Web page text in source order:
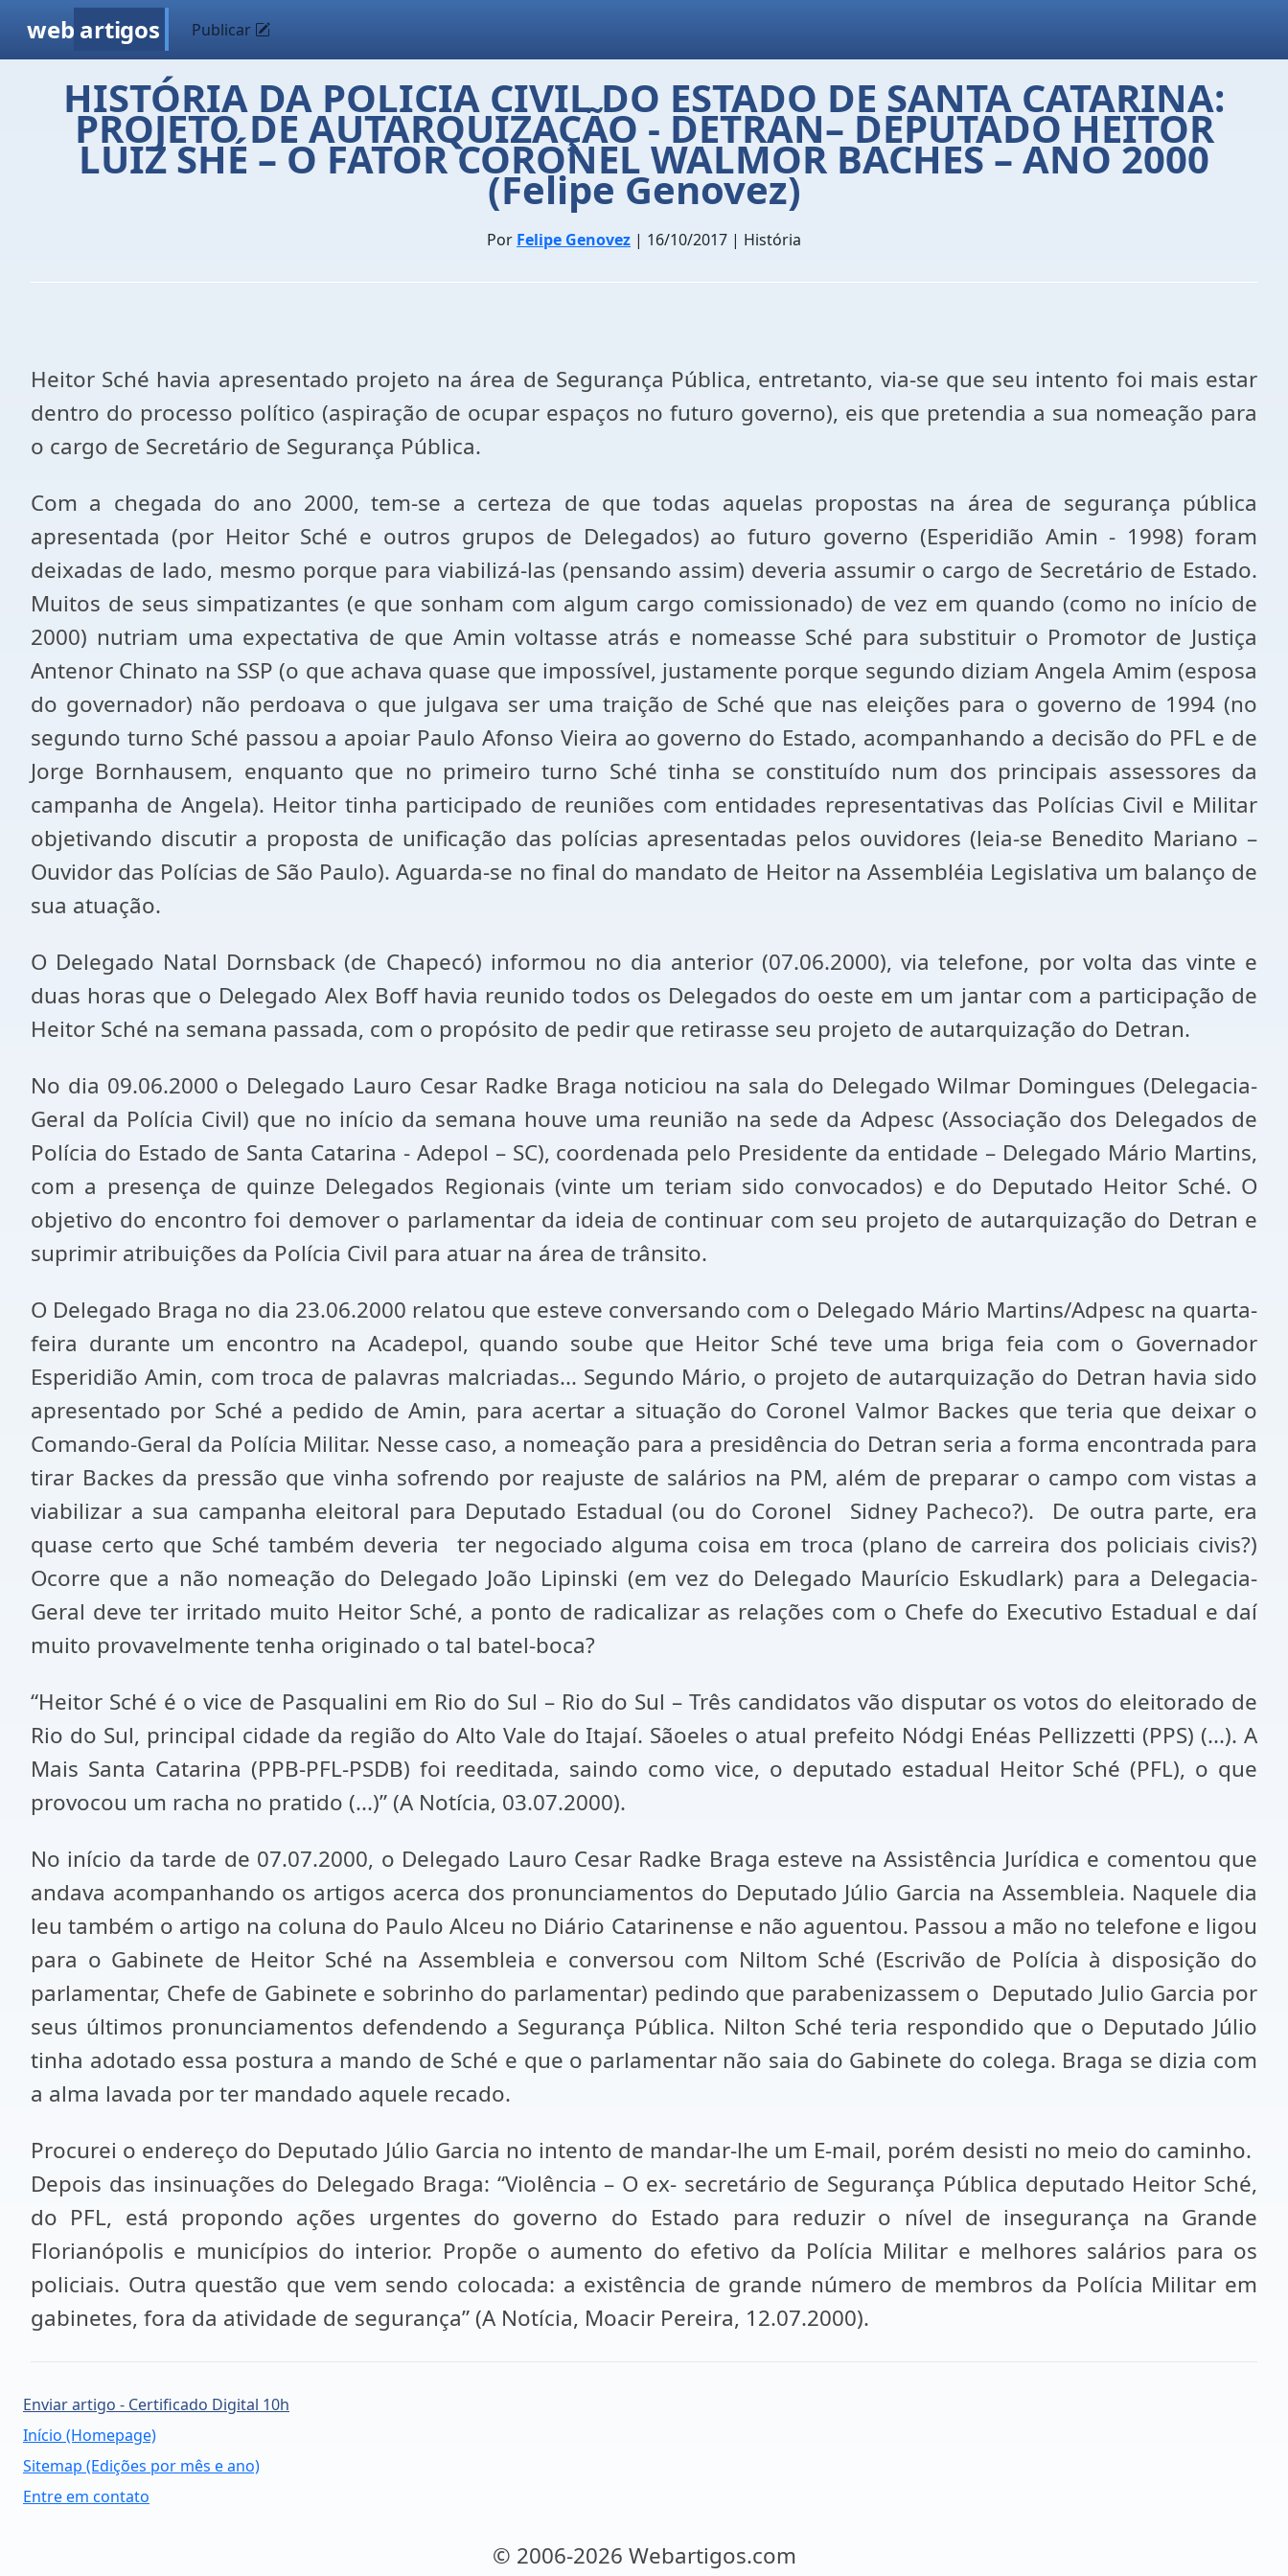
web artigos Publicar
HISTÓRIA DA POLICIA CIVIL DO ESTADO DE SANTA CATARINA:
PROJETO DE AUTARQUIZAÇÃO - DETRAN– DEPUTADO HEITOR
LUIZ SHÉ – O FATOR CORONEL WALMOR BACHES – ANO 2000
(Felipe Genovez)
Por Felipe Genovez | 16/10/2017 | História
Heitor Sché havia apresentado projeto na área de Segurança Pública, entretanto, via-se que seu intento foi mais estar
dentro do processo político (aspiração de ocupar espaços no futuro governo), eis que pretendia a sua nomeação para
o cargo de Secretário de Segurança Pública.
Com a chegada do ano 2000, tem-se a certeza de que todas aquelas propostas na área de segurança pública
apresentada (por Heitor Sché e outros grupos de Delegados) ao futuro governo (Esperidião Amin - 1998) foram
deixadas de lado, mesmo porque para viabilizá-las (pensando assim) deveria assumir o cargo de Secretário de Estado.
Muitos de seus simpatizantes (e que sonham com algum cargo comissionado) de vez em quando (como no início de
2000) nutriam uma expectativa de que Amin voltasse atrás e nomeasse Sché para substituir o Promotor de Justiça
Antenor Chinato na SSP (o que achava quase que impossível, justamente porque segundo diziam Angela Amim (esposa
do governador) não perdoava o que julgava ser uma traição de Sché que nas eleições para o governo de 1994 (no
segundo turno Sché passou a apoiar Paulo Afonso Vieira ao governo do Estado, acompanhando a decisão do PFL e de
Jorge Bornhausem, enquanto que no primeiro turno Sché tinha se constituído num dos principais assessores da
campanha de Angela). Heitor tinha participado de reuniões com entidades representativas das Polícias Civil e Militar
objetivando discutir a proposta de unificação das polícias apresentadas pelos ouvidores (leia-se Benedito Mariano –
Ouvidor das Polícias de São Paulo). Aguarda-se no final do mandato de Heitor na Assembléia Legislativa um balanço de
sua atuação.
O Delegado Natal Dornsback (de Chapecó) informou no dia anterior (07.06.2000), via telefone, por volta das vinte e
duas horas que o Delegado Alex Boff havia reunido todos os Delegados do oeste em um jantar com a participação de
Heitor Sché na semana passada, com o propósito de pedir que retirasse seu projeto de autarquização do Detran.
No dia 09.06.2000 o Delegado Lauro Cesar Radke Braga noticiou na sala do Delegado Wilmar Domingues (Delegacia-
Geral da Polícia Civil) que no início da semana houve uma reunião na sede da Adpesc (Associação dos Delegados de
Polícia do Estado de Santa Catarina - Adepol – SC), coordenada pelo Presidente da entidade – Delegado Mário Martins,
com a presença de quinze Delegados Regionais (vinte um teriam sido convocados) e do Deputado Heitor Sché. O
objetivo do encontro foi demover o parlamentar da ideia de continuar com seu projeto de autarquização do Detran e
suprimir atribuições da Polícia Civil para atuar na área de trânsito.
O Delegado Braga no dia 23.06.2000 relatou que esteve conversando com o Delegado Mário Martins/Adpesc na quarta-
feira durante um encontro na Acadepol, quando soube que Heitor Sché teve uma briga feia com o Governador
Esperidião Amin, com troca de palavras malcriadas... Segundo Mário, o projeto de autarquização do Detran havia sido
apresentado por Sché a pedido de Amin, para acertar a situação do Coronel Valmor Backes que teria que deixar o
Comando-Geral da Polícia Militar. Nesse caso, a nomeação para a presidência do Detran seria a forma encontrada para
tirar Backes da pressão que vinha sofrendo por reajuste de salários na PM, além de preparar o campo com vistas a
viabilizar a sua campanha eleitoral para Deputado Estadual (ou do Coronel Sidney Pacheco?). De outra parte, era
quase certo que Sché também deveria ter negociado alguma coisa em troca (plano de carreira dos policiais civis?)
Ocorre que a não nomeação do Delegado João Lipinski (em vez do Delegado Maurício Eskudlark) para a Delegacia-
Geral deve ter irritado muito Heitor Sché, a ponto de radicalizar as relações com o Chefe do Executivo Estadual e daí
muito provavelmente tenha originado o tal batel-boca?
“Heitor Sché é o vice de Pasqualini em Rio do Sul – Rio do Sul – Três candidatos vão disputar os votos do eleitorado de
Rio do Sul, principal cidade da região do Alto Vale do Itajaí. Sãoeles o atual prefeito Nódgi Enéas Pellizzetti (PPS) (...). A
Mais Santa Catarina (PPB-PFL-PSDB) foi reeditada, saindo como vice, o deputado estadual Heitor Sché (PFL), o que
provocou um racha no pratido (...)” (A Notícia, 03.07.2000).
No início da tarde de 07.07.2000, o Delegado Lauro Cesar Radke Braga esteve na Assistência Jurídica e comentou que
andava acompanhando os artigos acerca dos pronunciamentos do Deputado Júlio Garcia na Assembleia. Naquele dia
leu também o artigo na coluna do Paulo Alceu no Diário Catarinense e não aguentou. Passou a mão no telefone e ligou
para o Gabinete de Heitor Sché na Assembleia e conversou com Niltom Sché (Escrivão de Polícia à disposição do
parlamentar, Chefe de Gabinete e sobrinho do parlamentar) pedindo que parabenizassem o Deputado Julio Garcia por
seus últimos pronunciamentos defendendo a Segurança Pública. Nilton Sché teria respondido que o Deputado Júlio
tinha adotado essa postura a mando de Sché e que o parlamentar não saia do Gabinete do colega. Braga se dizia com
a alma lavada por ter mandado aquele recado.
Procurei o endereço do Deputado Júlio Garcia no intento de mandar-lhe um E-mail, porém desisti no meio do caminho.
Depois das insinuações do Delegado Braga: “Violência – O ex- secretário de Segurança Pública deputado Heitor Sché,
do PFL, está propondo ações urgentes do governo do Estado para reduzir o nível de insegurança na Grande
Florianópolis e municípios do interior. Propõe o aumento do efetivo da Polícia Militar e melhores salários para os
policiais. Outra questão que vem sendo colocada: a existência de grande número de membros da Polícia Militar em
gabinetes, fora da atividade de segurança” (A Notícia, Moacir Pereira, 12.07.2000).
Enviar artigo - Certificado Digital 10h
Início (Homepage)
Sitemap (Edições por mês e ano)
Entre em contato
© 2006-2026 Webartigos.com